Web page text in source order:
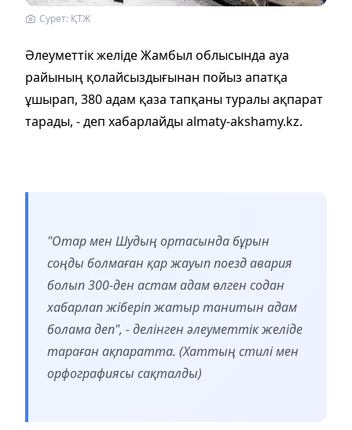
Сурет: ҚТЖ
Әлеуметтік желіде Жамбыл облысында ауа
райының қолайсыздығынан пойыз апатқа
ұшырап, 380 адам қаза тапқаны туралы ақпарат
тарады, - деп хабарлайды аlmaty-akshamy.kz.
"Отар мен Шудың ортасында бұрын
соңды болмаған қар жауып поезд авария
болып 300-ден астам адам өлген содан
хабарлап жіберіп жатыр танитын адам
болама деп", - делінген әлеуметтік желіде
тараған ақпаратта. (Хаттың стилі мен
орфографиясы сақталды)